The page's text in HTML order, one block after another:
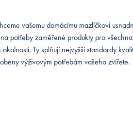
vašemu domácímu mazlíčkovi
potřeby zaměřené produkty pro
Ty splňují nejvyšší standardy
výživovým potřebám vašeho zvířete.
vašemu domácímu mazlíčkovi
potřeby zaměřené produkty pro
Ty splňují nejvyšší standardy
výživovým potřebám vašeho zvířete.